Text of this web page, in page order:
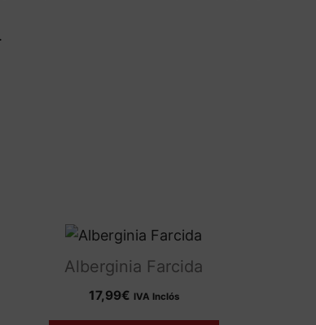
Alberginia Farcida
17,99€ IVA Inclós